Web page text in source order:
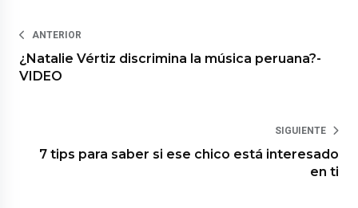
ANTERIOR
¿Natalie Vértiz discrimina la música peruana?-
VIDEO
SIGUIENTE
7 tips para saber si ese chico está interesado
en ti